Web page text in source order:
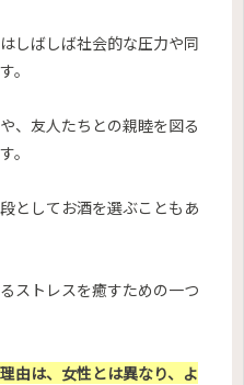
しばしば社会的な圧力や同
。
、友人たちとの親睦を図る
。
としてお酒を選ぶこともあ
ストレスを癒すための一つ
由は、女性とは異なり、よ